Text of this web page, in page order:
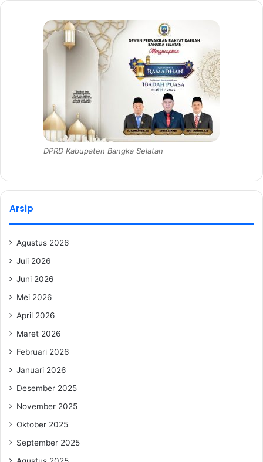
DPRD Kabupaten Bangka Selatan
Arsip
Agustus 2026
Juli 2026
Juni 2026
Mei 2026
April 2026
Maret 2026
Februari 2026
Januari 2026
Desember 2025
November 2025
Oktober 2025
September 2025